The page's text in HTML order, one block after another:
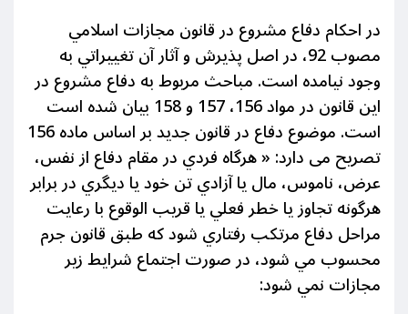
در احکام دفاع مشروع در قانون مجازات اسلامي
مصوب 92، در اصل پذيرش و آثار آن تغييراتي به
وجود نيامده است. مباحث مربوط به دفاع مشروع در
این قانون در مواد 156، 157 و 158 بيان شده است
است. موضوع دفاع در قانون جديد بر اساس ماده 156
تصریح می دارد: « هرگاه فردي در مقام دفاع از نفس،
عرض، ناموس، مال يا آزادي تن خود يا ديگري در برابر
هرگونه تجاوز يا خطر فعلي يا قريب الوقوع با رعايت
مراحل دفاع مرتکب رفتاري شود كه طبق قانون جرم
محسوب مي شود، در صورت اجتماع شرايط زير
مجازات نمي شود: